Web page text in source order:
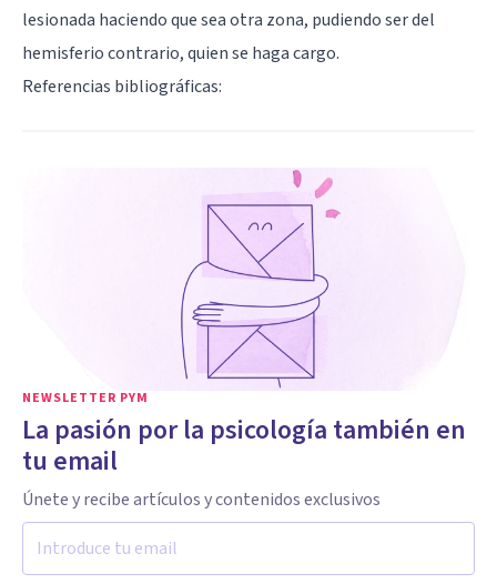
lesionada haciendo que sea otra zona, pudiendo ser del
hemisferio contrario, quien se haga cargo.
Referencias bibliográficas:
NEWSLETTER PYM
La pasión por la psicología también en
tu email
Únete y recibe artículos y contenidos exclusivos